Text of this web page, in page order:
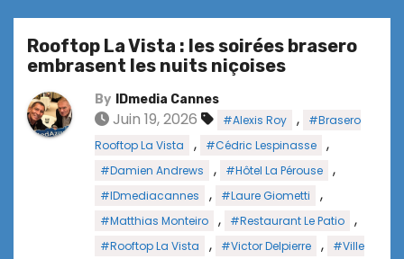
Rooftop La Vista : les soirées brasero
embrasent les nuits niçoises
By IDmedia Cannes
Juin 19, 2026 #Alexis Roy ,
#Brasero
Rooftop La Vista
, #Cédric Lespinasse ,
#Damien Andrews , #Hôtel La Pérouse ,
#IDmediacannes , #Laure Giometti ,
#Matthias Monteiro , #Restaurant Le Patio ,
#Rooftop La Vista , #Victor Delpierre ,
#Ville